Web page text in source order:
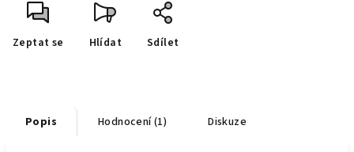
Zeptat se Hlídat Sdílet
Popis Hodnocení (1) Diskuze